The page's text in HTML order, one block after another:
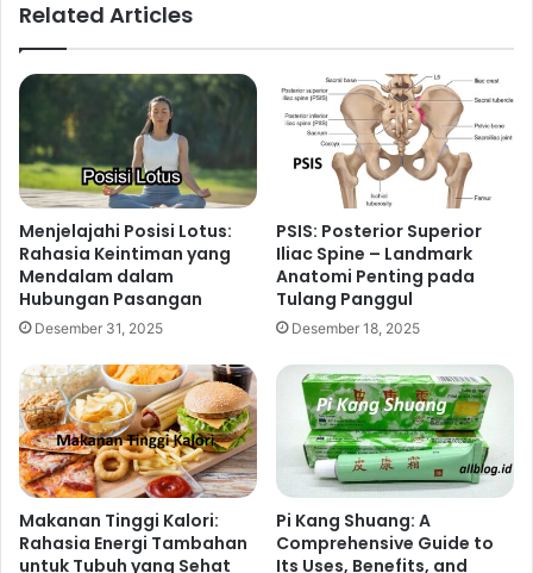
Related Articles
Menjelajahi Posisi Lotus:
Rahasia Keintiman yang
Mendalam dalam
Hubungan Pasangan
Desember 31, 2025
PSIS: Posterior Superior
Iliac Spine – Landmark
Anatomi Penting pada
Tulang Panggul
Desember 18, 2025
Makanan Tinggi Kalori:
Rahasia Energi Tambahan
untuk Tubuh yang Sehat
Pi Kang Shuang: A
Comprehensive Guide to
Its Uses, Benefits, and